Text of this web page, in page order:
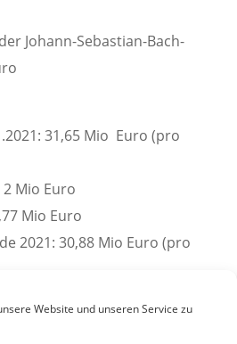
Website und unseren Service zu
Johann-Sebastian-Bach-
31,65 Mio Euro (pro
Mio Euro
Mio Euro
2021: 30,88 Mio Euro (pro
Stadt Weinheim, 03.12.2020)